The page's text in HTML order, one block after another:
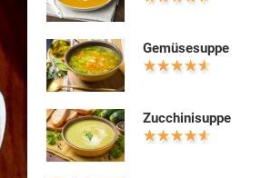
Gemüsesuppe
Zucchinisuppe